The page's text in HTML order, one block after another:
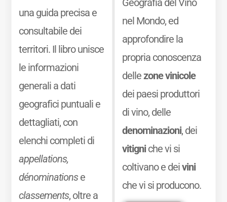
una guida precisa e
consultabile dei
territori. Il libro unisce
le informazioni
generali a dati
geografici puntuali e
dettagliati, con
elenchi completi di
appellations,
dénominationse
classements, oltre a
Geografia del Vino
nel Mondo, ed
approfondire la
propria conoscenza
dellezone vinicole
dei paesi produttori
di vino, delle
denominazioni, dei
vitigniche vi si
coltivano e deivini
che vi si producono.